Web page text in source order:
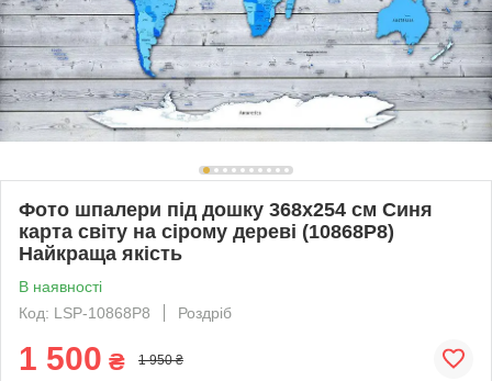
Фото шпалери під дошку 368x254 см Синя
карта світу на сірому дереві (10868P8)
Найкраща якість
В наявності
Код: LSP-10868P8
Роздріб
1 500 ₴ 1 950 ₴